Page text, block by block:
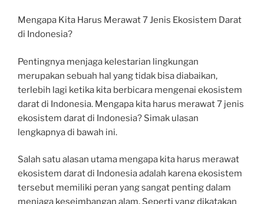
Mengapa Kita Harus Merawat 7 Jenis Ekosistem Darat
di Indonesia?
Pentingnya menjaga kelestarian lingkungan
merupakan sebuah hal yang tidak bisa diabaikan,
terlebih lagi ketika kita berbicara mengenai ekosistem
darat di Indonesia. Mengapa kita harus merawat 7 jenis
ekosistem darat di Indonesia? Simak ulasan
lengkapnya di bawah ini.
Salah satu alasan utama mengapa kita harus merawat
ekosistem darat di Indonesia adalah karena ekosistem
tersebut memiliki peran yang sangat penting dalam
menjaga keseimbangan alam. Seperti yang dikatakan